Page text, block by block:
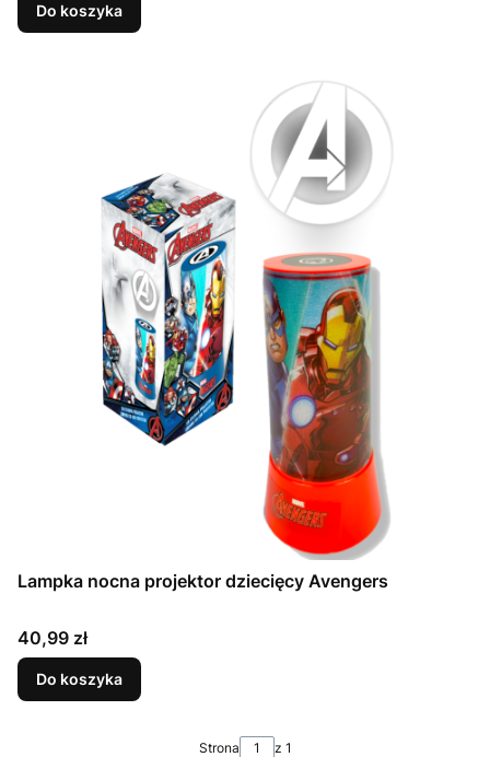
Do koszyka
Lampka nocna projektor dziecięcy Avengers
Cena
40,99 zł
Do koszyka
Strona z 1